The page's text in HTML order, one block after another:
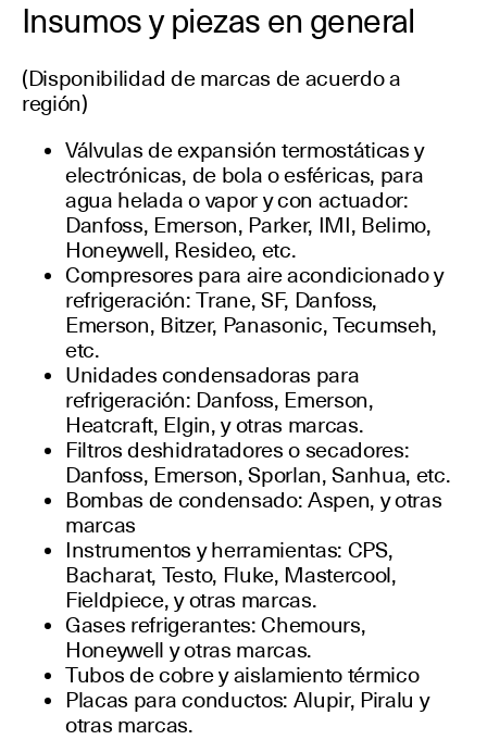
Insumos y piezas en general
(Disponibilidad de marcas de acuerdo a
región)
Válvulas de expansión termostáticas y
electrónicas, de bola o esféricas, para
agua helada o vapor y con actuador:
Danfoss, Emerson, Parker, IMI, Belimo,
Honeywell, Resideo, etc.
Compresores para aire acondicionado y
refrigeración: Trane, SF, Danfoss,
Emerson, Bitzer, Panasonic, Tecumseh,
etc.
Unidades condensadoras para
refrigeración: Danfoss, Emerson,
Heatcraft, Elgin, y otras marcas.
Filtros deshidratadores o secadores:
Danfoss, Emerson, Sporlan, Sanhua, etc.
Bombas de condensado: Aspen, y otras
marcas
Instrumentos y herramientas: CPS,
Bacharat, Testo, Fluke, Mastercool,
Fieldpiece, y otras marcas.
Gases refrigerantes: Chemours,
Honeywell y otras marcas.
Tubos de cobre y aislamiento térmico
Placas para conductos: Alupir, Piralu y
otras marcas.